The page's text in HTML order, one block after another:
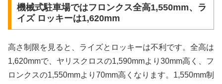
機械式駐車場ではフロンクス全高1,550mm、ラ
イズ ロッキーは1,620mm
高さ制限を見ると、ライズとロッキーは不利です。全高は
1,620mmで、ヤリスクロスの1,590mmより30mm高く、フ
ロンクスの1,550mmより70mm高くなります。1,550mm制